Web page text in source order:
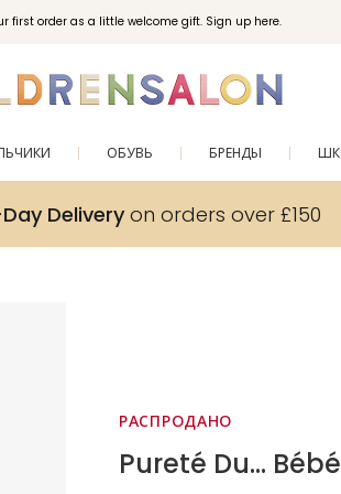
first order as a little welcome gift. Sign up here.
ОБУВЬ БРЕНДЫ
Deliveryon orders over £150
РАСПРОДАНО
Pureté Du... Bébé